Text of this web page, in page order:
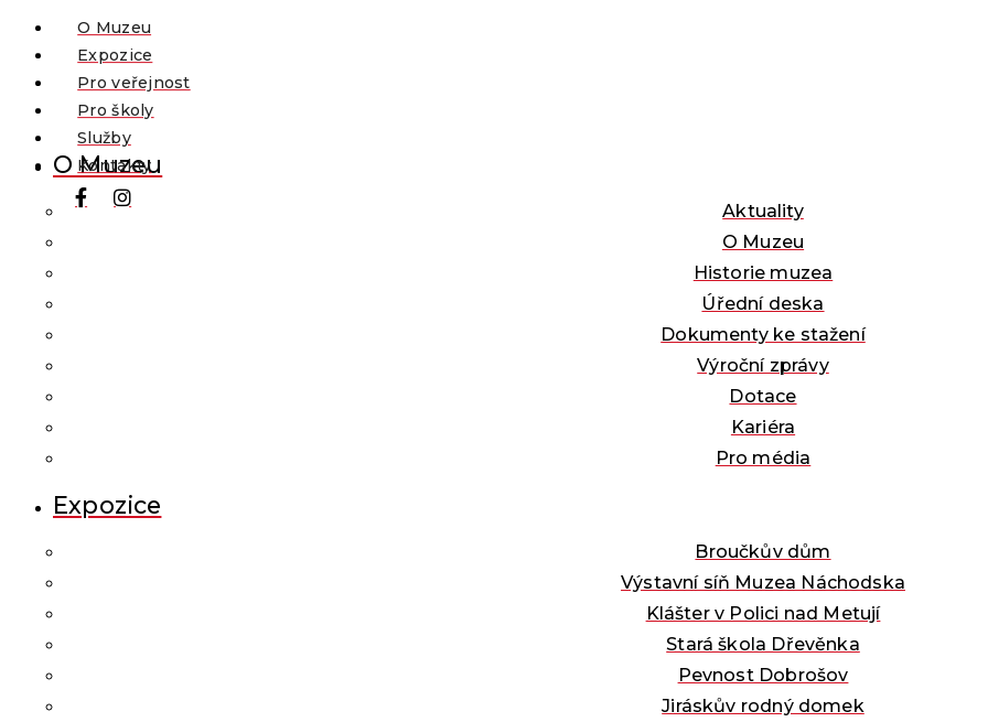
O Muzeu
Expozice
Pro veřejnost
Pro školy
Služby
Kontakty
O Muzeu
Aktuality
O Muzeu
Historie muzea
Úřední deska
Dokumenty ke stažení
Výroční zprávy
Dotace
Kariéra
Pro média
Expozice
Broučkův dům
Výstavní síň Muzea Náchodska
Klášter v Polici nad Metují
Stará škola Dřevěnka
Pevnost Dobrošov
Jiráskův rodný domek